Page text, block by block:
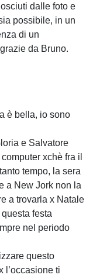
dalle foto e
possibile, in un
di un
da Bruno.
è bella, io sono
e Salvatore
xchè fra il
tempo, la sera
a New Jork non la
a trovarla x Natale
festa
nel periodo
questo
l’occasione ti